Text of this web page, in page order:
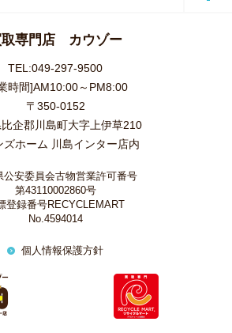
取専門店 カウゾー
TEL:049-297-9500
時間]AM10:00～PM8:00
〒350-0152
企郡川島町大字上伊草210
ズホーム 川島インター店内
公安委員会古物営業許可番号
第43110002860号
登録番号RECYCLEMART
No.4594014
個人情報保護方針